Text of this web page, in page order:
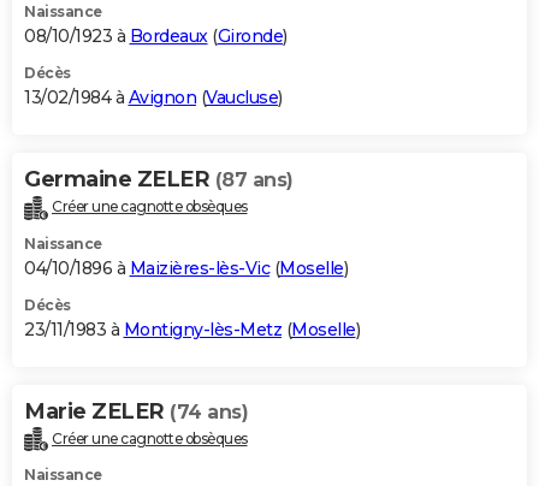
Naissance
08/10/1923 à Bordeaux(Gironde)
Décès
13/02/1984 à Avignon (Vaucluse)
Germaine ZELER (87 ans)
Créer une cagnotte obsèques
Naissance
04/10/1896 à Maizières-lès-Vic(Moselle)
Décès
23/11/1983 à Montigny-lès-Metz (Moselle)
Marie ZELER (74 ans)
Créer une cagnotte obsèques
Naissance